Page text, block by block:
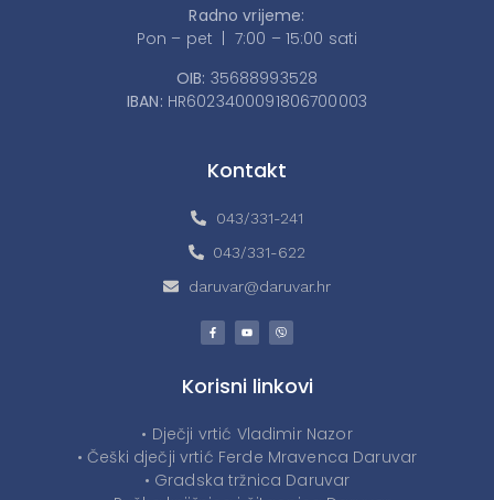
Radno vrijeme:
Pon – pet | 7:00 – 15:00 sati
OIB: 35688993528
IBAN: HR6023400091806700003
Kontakt
043/331-241
043/331-622
daruvar@daruvar.hr
Korisni linkovi
• Dječji vrtić Vladimir Nazor
• Češki dječji vrtić Ferde Mravenca Daruvar
• Gradska tržnica Daruvar